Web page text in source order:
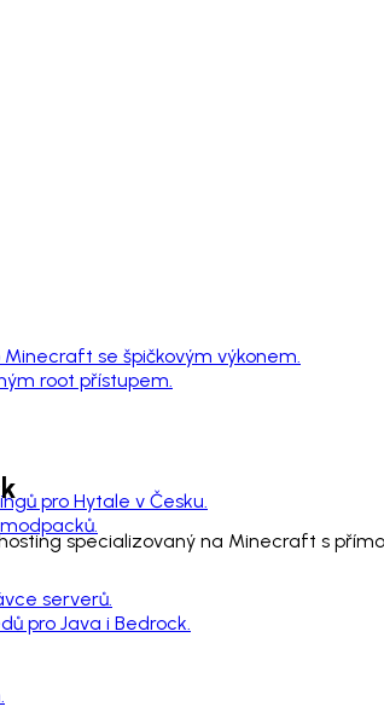
se špičkovým výkonem.
root přístupem.
pro Hytale v Česku.
serverů.
pro Java i Bedrock.
specializovaný na Minecraft s